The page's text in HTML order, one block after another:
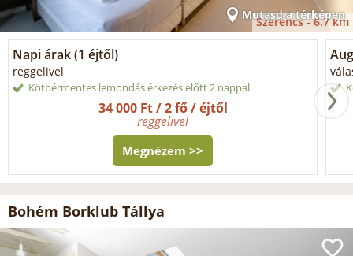
Mutasd a térképen
Szerencs -6.7 km
Napi árak (1 éjtől)
reggelivel
Kötbérmentes lemondás érkezés előtt 2 nappal
34 000 Ft / 2 fő / éjtől
reggelivel
Megnézem >>
Bohém Borklub Tállya